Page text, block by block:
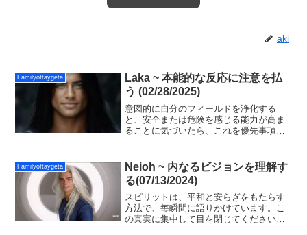
aki
Familyoftaygeta
Laka ~ 本能的な反応に注意を払
う (02/28/2025)
意図的に自分のフィールドを浄化する
と、安全または危険を感じる能力が高ま
ることに気づいたら、これを優先事項に
反応や恐れのない完全な平和の生活は、
すべての人に開かれる贈り物です。
Familyoftaygeta
Neioh ~ 内なるビジョンを理解す
る(07/13/2024)
スピリットは、平和と安らぎをもたらす
方法で、毎瞬間に語りかけています。こ
の真実に集中して目を閉じてください。